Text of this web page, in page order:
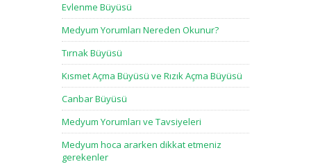
Evlenme Büyüsü
Medyum Yorumları Nereden Okunur?
Tırnak Büyüsü
Kısmet Açma Büyüsü ve Rızık Açma Büyüsü
Canbar Büyüsü
Medyum Yorumları ve Tavsiyeleri
Medyum hoca ararken dikkat etmeniz
gerekenler